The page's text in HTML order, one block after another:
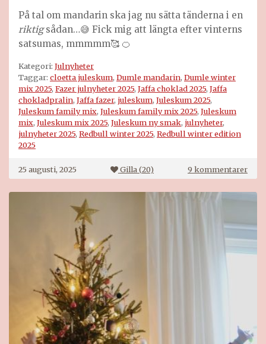
På tal om mandarin ska jag nu sätta tänderna i en
riktigsådan…😅 Fick mig att längta efter vinterns
satsumas, mmmmm🥰 🍊
Kategori: Julnyheter
Taggar: cloetta juleskum, Dumle mandarin, Dumle winter
mix 2025, Fazer julnyheter 2025, Jaffa choklad 2025, Jaffa
chokladpralin, Jaffa fazer, juleskum, Juleskum 2025,
Juleskum family mix, Juleskum family mix 2025, Juleskum
mix, Juleskum mix 2025, Juleskum ny smak, julnyheter,
julnyheter 2025, Redbull winter 2025, Redbull winter edition
2025
25 augusti, 2025 Gilla (20) 9 kommentarertill
2025